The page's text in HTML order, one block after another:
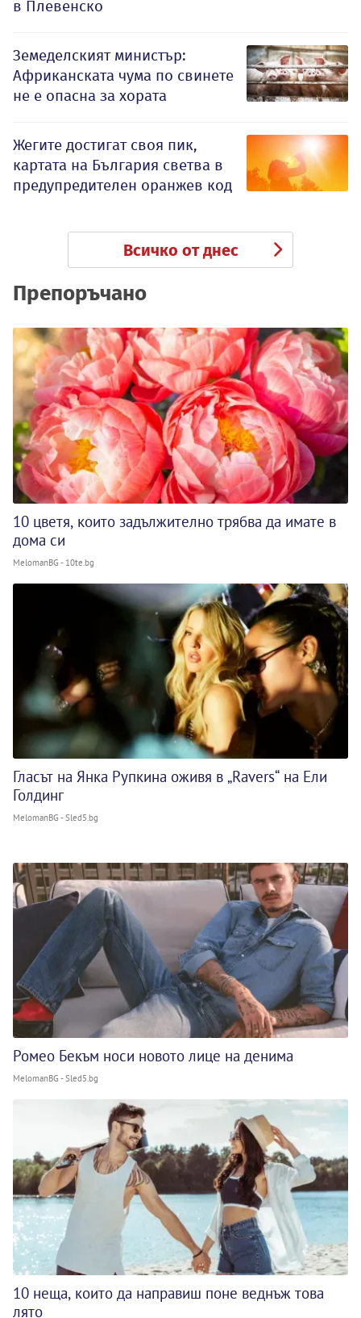
в Плевенско
Земеделският министър:
Африканската чума по свинете
не е опасна за хората
Жегите достигат своя пик,
картата на България светва в
предупредителен оранжев код
Всичко от днес
Препоръчано
10 цветя, които задължително трябва да имате в
дома си
MelomanBG - 10te.bg
Гласът на Янка Рупкина оживя в „Ravers“ на Ели
Голдинг
MelomanBG - Sled5.bg
Ромео Бекъм носи новото лице на денима
MelomanBG - Sled5.bg
10 неща, които да направиш поне веднъж това
лято